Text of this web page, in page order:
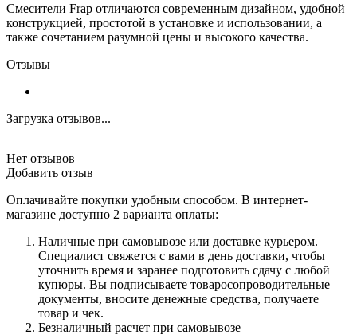
Смесители Frap отличаются современным дизайном, удобной
конструкцией, простотой в установке и использовании, а
также сочетанием разумной цены и высокого качества.
Отзывы
Загрузка отзывов...
Нет отзывов
Добавить отзыв
Оплачивайте покупки удобным способом. В интернет-
магазине доступно 2 варианта оплаты:
Наличные при самовывозе или доставке курьером.
Специалист свяжется с вами в день доставки, чтобы
уточнить время и заранее подготовить сдачу с любой
купюры. Вы подписываете товаросопроводительные
документы, вносите денежные средства, получаете
товар и чек.
Безналичный расчет при самовывозе